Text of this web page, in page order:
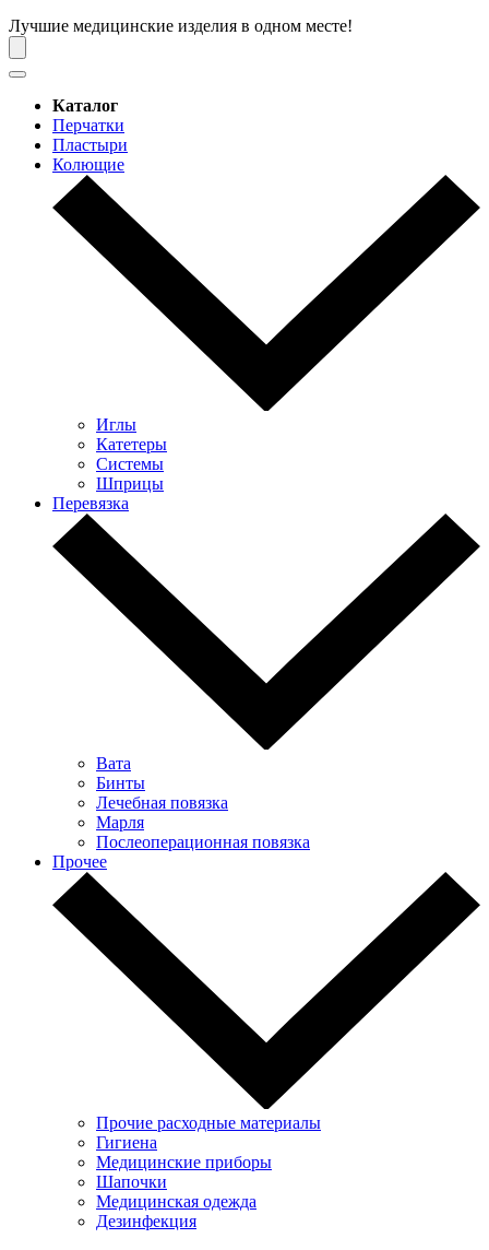
Лучшие медицинские изделия в одном месте!
Каталог
Перчатки
Пластыри
Колющие
Иглы
Катетеры
Системы
Шприцы
Перевязка
Вата
Бинты
Лечебная повязка
Марля
Послеоперационная повязка
Прочее
Прочие расходные материалы
Гигиена
Медицинские приборы
Шапочки
Медицинская одежда
Дезинфекция